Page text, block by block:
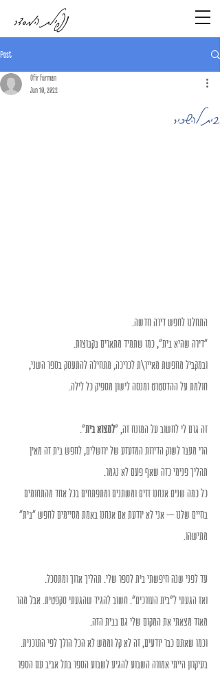
נפילת המסדר
Post
בית להשכיר
Ofir Furman
Jun 10, 2022
התחלנו לחפש דירה חדשה.
"דירה שהיא בית", כמו שתמיד מתארים בקבוצות.
ובמקביל מחפשת מאייר\ת לכריכה, מתחילה להתעסק בספר השני,
חולמת על ההדסטרט ומנסה לישון מספיק כל לילה.
זה גרם לי לחשוב על המונח זה, "למצוא בית".
הרי מעבר לשוק הדירות המזעזע של ירושלים, לחפש בית זה מאין
תהליך פנימי כזה שאף פעם לא נגמר.
כל כמה שנים אנחנו זזים ומשתנים ומתפתחים בכל אחד מהתחומים
בחיים שלנו – אני לא יודעת אם אנחנו באמת מסיימים לחפש "בית"
מתישהו.
עד לפני שנה חיפשתי בית לספר שלי. תהליך ארוך ומתסכל.
ואז הגעתי ל"בית העורכים". חשוב להגיד שהגעתי סקפטית. אבל מהר
מאוד מצאתי את המקום שלי גם בבית הזה.
וכמו שאתם כבר יודעים, זה לא קל וממש לא הכל הולך לפי התוכנית.
בעיקרון הייתי אמורה השבוע להגיע לשבוע הספר בתל אביב עם הספר